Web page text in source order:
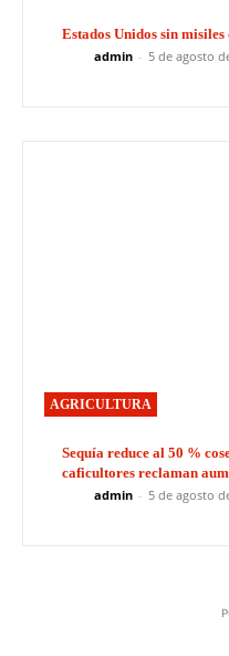
Estados Unidos sin
admin - 5 de agosto
AGRICULTURA
Sequía reduce al 50 %
caficultores reclaman
admin - 5 de agosto